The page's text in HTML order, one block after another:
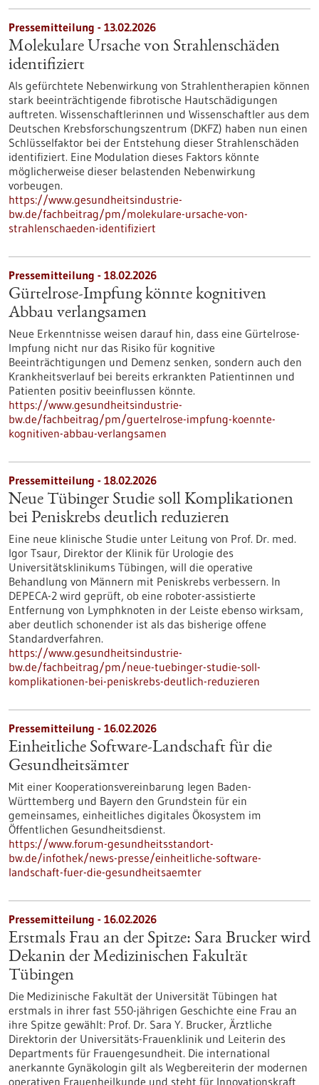
Pressemitteilung - 13.02.2026
Molekulare Ursache von Strahlenschäden
identifiziert
Als gefürchtete Nebenwirkung von Strahlentherapien können
stark beeinträchtigende fibrotische Hautschädigungen
auftreten. Wissenschaftlerinnen und Wissenschaftler aus dem
Deutschen Krebsforschungszentrum (DKFZ) haben nun einen
Schlüsselfaktor bei der Entstehung dieser Strahlenschäden
identifiziert. Eine Modulation dieses Faktors könnte
möglicherweise dieser belastenden Nebenwirkung
vorbeugen.
https://www.gesundheitsindustrie-
bw.de/fachbeitrag/pm/molekulare-ursache-von-
strahlenschaeden-identifiziert
Pressemitteilung - 18.02.2026
Gürtelrose-Impfung könnte kognitiven
Abbau verlangsamen
Neue Erkenntnisse weisen darauf hin, dass eine Gürtelrose-
Impfung nicht nur das Risiko für kognitive
Beeinträchtigungen und Demenz senken, sondern auch den
Krankheitsverlauf bei bereits erkrankten Patientinnen und
Patienten positiv beeinflussen könnte.
https://www.gesundheitsindustrie-
bw.de/fachbeitrag/pm/guertelrose-impfung-koennte-
kognitiven-abbau-verlangsamen
Pressemitteilung - 18.02.2026
Neue Tübinger Studie soll Komplikationen
bei Peniskrebs deutlich reduzieren
Eine neue klinische Studie unter Leitung von Prof. Dr. med.
Igor Tsaur, Direktor der Klinik für Urologie des
Universitätsklinikums Tübingen, will die operative
Behandlung von Männern mit Peniskrebs verbessern. In
DEPECA-2 wird geprüft, ob eine roboter-assistierte
Entfernung von Lymphknoten in der Leiste ebenso wirksam,
aber deutlich schonender ist als das bisherige offene
Standardverfahren.
https://www.gesundheitsindustrie-
bw.de/fachbeitrag/pm/neue-tuebinger-studie-soll-
komplikationen-bei-peniskrebs-deutlich-reduzieren
Pressemitteilung - 16.02.2026
Einheitliche Software-Landschaft für die
Gesundheitsämter
Mit einer Kooperationsvereinbarung legen Baden-
Württemberg und Bayern den Grundstein für ein
gemeinsames, einheitliches digitales Ökosystem im
Öffentlichen Gesundheitsdienst.
https://www.forum-gesundheitsstandort-
bw.de/infothek/news-presse/einheitliche-software-
landschaft-fuer-die-gesundheitsaemter
Pressemitteilung - 16.02.2026
Erstmals Frau an der Spitze: Sara Brucker wird
Dekanin der Medizinischen Fakultät
Tübingen
Die Medizinische Fakultät der Universität Tübingen hat
erstmals in ihrer fast 550-jährigen Geschichte eine Frau an
ihre Spitze gewählt: Prof. Dr. Sara Y. Brucker, Ärztliche
Direktorin der Universitäts-Frauenklinik und Leiterin des
Departments für Frauengesundheit. Die international
anerkannte Gynäkologin gilt als Wegbereiterin der modernen
operativen Frauenheilkunde und steht für Innovationskraft